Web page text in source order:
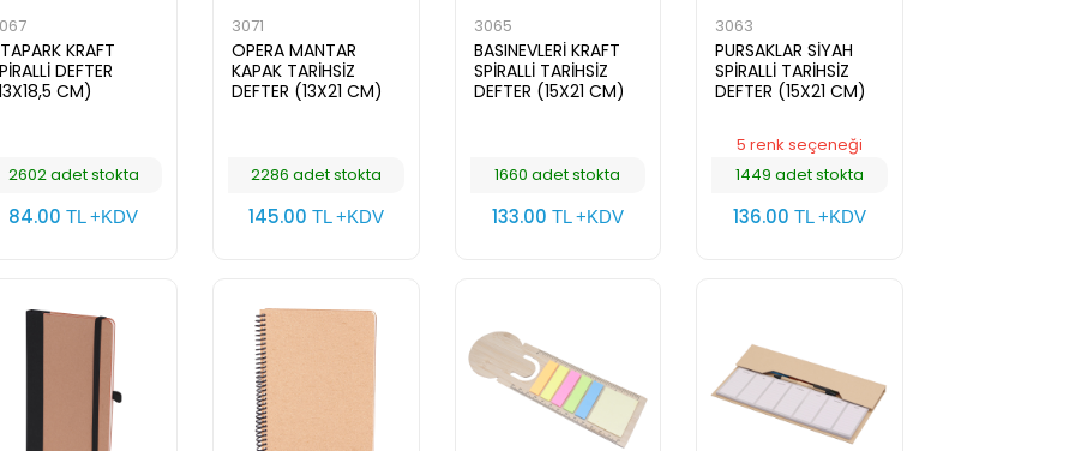
KRAFT
DEFTER
CM)
2602 adet stokta
84.00TL +KDV
3071
OPERA MANTAR
KAPAK TARİHSİZ
DEFTER (13X21 CM)
2286 adet stokta
145.00 TL +KDV
3065
BASINEVLERİ KRAFT
SPİRALLİ TARİHSİZ
DEFTER (15X21 CM)
1660 adet stokta
133.00 TL +KDV
3063
PURSAKLAR SİYAH
SPİRALLİ TARİHSİZ
DEFTER (15X21 CM)
5 renk seçeneği
1449 adet stokta
136.00TL +KDV